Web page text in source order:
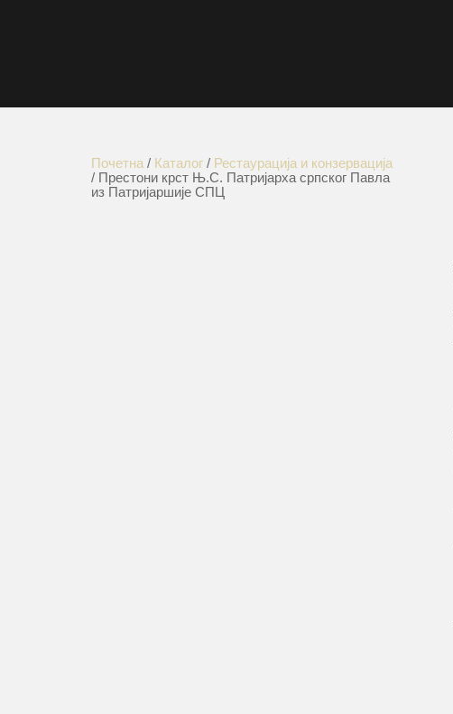
Почетна / Каталог/ Рестаурација и конзервација
/ Престони крст Њ.С. Патријарха српског Павла
из Патријаршије СПЦ